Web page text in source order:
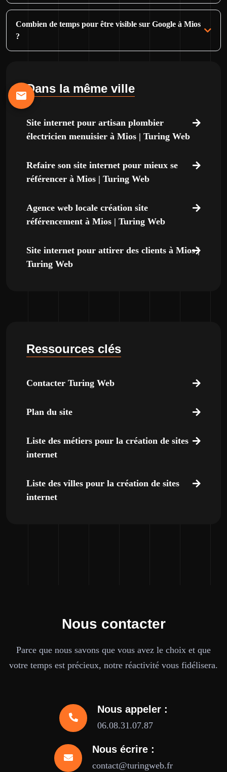
Combien de temps pour être visible sur Google à Mios
?
Dans la même ville
Site internet pour artisan plombier
électricien menuisier à Mios | Turing Web
Refaire son site internet pour mieux se
référencer à Mios | Turing Web
Agence web locale création site
référencement à Mios | Turing Web
Site internet pour attirer des clients à Mios |
Turing Web
Ressources clés
Contacter Turing Web
Plan du site
Liste des métiers pour la création de sites
internet
Liste des villes pour la création de sites
internet
Nous contacter
Parce que nous savons que vous avez le choix et que
votre temps est précieux, notre réactivité vous fidélisera.
Nous appeler :
06.08.31.07.87
Nous écrire :
contact@turingweb.fr